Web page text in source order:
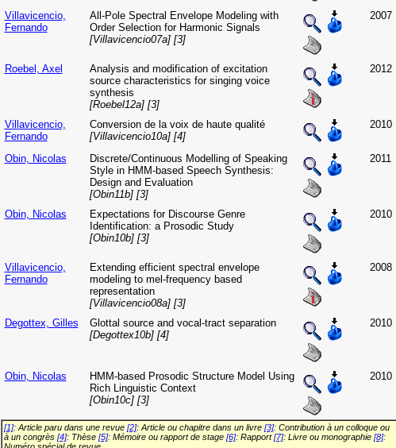
Villavicencio,
Fernando
All-Pole Spectral Envelope Modeling with
Order Selection for Harmonic Signals
[Villavicencio07a] [3]
2007
Roebel, Axel
Analysis and modification of excitation
source characteristics for singing voice
synthesis
[Roebel12a] [3]
2012
Villavicencio,
Fernando
Conversion de la voix de haute qualité
[Villavicencio10a] [4]
2010
Obin, Nicolas
Discrete/Continuous Modelling of Speaking
Style in HMM-based Speech Synthesis:
Design and Evaluation
[Obin11b] [3]
2011
Obin, Nicolas
Expectations for Discourse Genre
Identification: a Prosodic Study
[Obin10b] [3]
2010
Villavicencio,
Fernando
Extending efficient spectral envelope
modeling to mel-frequency based
representation
[Villavicencio08a] [3]
2008
Degottex, Gilles
Glottal source and vocal-tract separation
[Degottex10b] [4]
2010
Obin, Nicolas
HMM-based Prosodic Structure Model Using
Rich Linguistic Context
[Obin10c] [3]
2010
[1]: Article paru dans une revue [2]: Article ou chapitre dans un livre [3]: Contribution à un colloque ou
à un congrès [4]: Thèse [5]: Mémoire ou rapport de stage [6]: Rapport[7]: Livre ou monographie [8]: